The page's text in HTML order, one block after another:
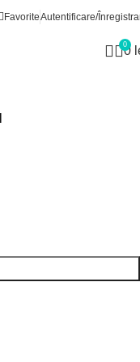
FavoriteAutentificare/
00